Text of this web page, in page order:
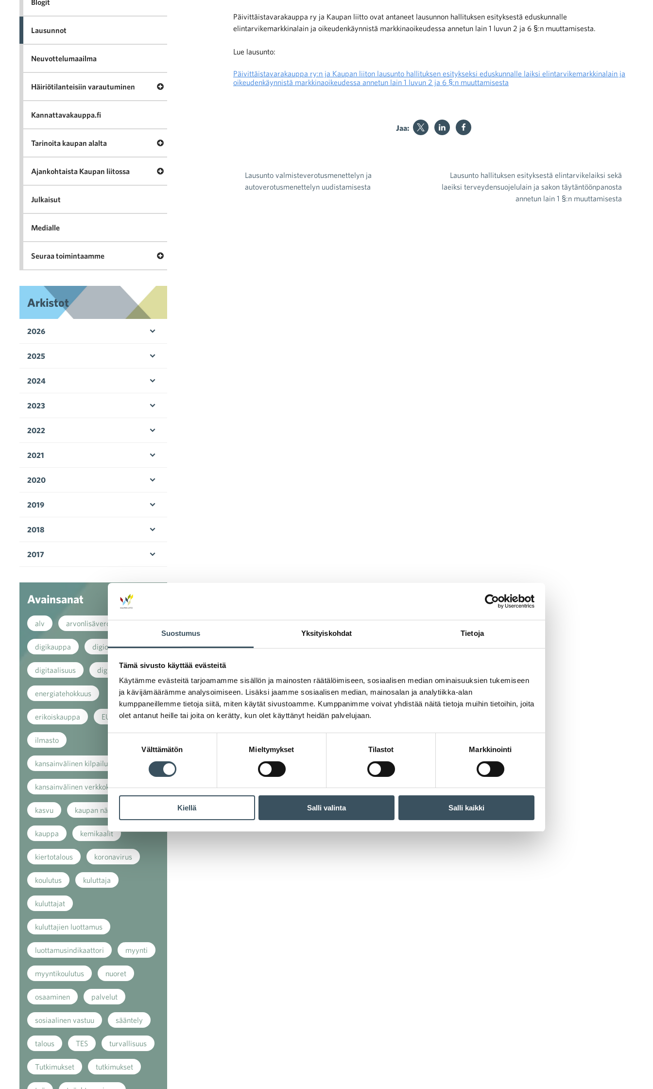
Suostumus Yksityiskohdat Tietoja
Tämä sivusto käyttää evästeitä
Käytämme evästeitä tarjoamamme sisällön ja mainosten räätälöimiseen, sosiaalisen median ominaisuuksien tukemiseen
ja kävijämäärämme analysoimiseen. Lisäksi jaamme sosiaalisen median, mainosalan ja analytiikka-alan
kumppaneillemme tietoja siitä, miten käytät sivustoamme. Kumppanimme voivat yhdistää näitä tietoja muihin tietoihin, joita
olet antanut heille tai joita on kerätty, kun olet käyttänyt heidän palvelujaan.
Välttämätön Mieltymykset Tilastot Markkinointi
Kiellä Salli valinta Salli kaikki
Päivittäistavarakauppa ry ja Kaupan liitto ovat antaneet lausunnon hallituksen esityksestä eduskunnalle
elintarvikemarkkinalain ja oikeudenkäynnistä markkinaoikeudessa annetun lain 1 luvun 2 ja 6 §:n muuttamisesta.
Lue lausunto:
Päivittäistavarakauppa ry:n ja Kaupan liiton lausunto hallituksen esitykseksi eduskunnalle laiksi elintarvikemarkkinalain ja
oikeudenkäynnistä markkinaoikeudessa annetun lain 1 luvun 2 ja 6 §:n muuttamisesta
Jaa:
Artikkelien selaus
Lausunto valmisteverotusmenettelyn ja
autoverotusmenettelyn uudistamisesta
Lausunto hallituksen esityksestä elintarvikelaiksi sekä
laeiksi terveydensuojelulain ja sakon täytäntöönpanosta
annetun lain 1 §:n muuttamisesta
Blogit
Lausunnot
Neuvottelumaailma
Häiriötilanteisiin varautuminen Avaa valikko Häiriötilanteisiin varautuminen
Kannattavakauppa.fi
Tarinoita kaupan alalta Avaa valikko Tarinoita kaupan alalta
Ajankohtaista Kaupan liitossa Avaa valikko Ajankohtaista Kaupan liitossa
Julkaisut
Medialle
Seuraa toimintaamme Avaa valikko Seuraa toimintaamme
Arkistot
2026
2025
2024
2023
2022
2021
2020
2019
2018
2017
Avainsanat
alv arvonlisävero
digikauppa digiostaminen
digitaalisuus digitalisaatio
energiatehokkuus
erikoiskauppa EU
ilmasto
kansainvälinen kilpailu
kansainvälinen verkkokauppa
kasvu kaupan näkymät
kauppa kemikaalit
kiertotalous koronavirus
koulutus kuluttaja
kuluttajat
kuluttajien luottamus
luottamusindikaattori myynti
myyntikoulutus nuoret
osaaminen palvelut
sosiaalinen vastuu sääntely
talous TES turvallisuus
Tutkimukset tutkimukset